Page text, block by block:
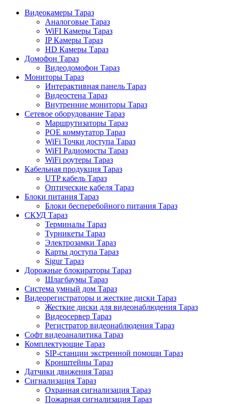
Видеокамеры Тараз
Аналоговые Тараз
WiFI Камеры Тараз
IP Камеры Тараз
HD Камеры Тараз
Домофон Тараз
Видеодомофон Тараз
Мониторы Тараз
Интерактивная панель Тараз
Видеостена Тараз
Внутренние мониторы Тараз
Сетевое оборудование Тараз
Маршрутизаторы Тараз
POE коммутатор Тараз
WiFi Точки доступа Тараз
WiFI Радиомосты Тараз
WiFi роутеры Тараз
Кабельная продукция Тараз
UTP кабель Тараз
Оптические кабеля Тараз
Блоки питания Тараз
Блоки бесперебойного питания Тараз
СКУД Тараз
Терминалы Тараз
Турникеты Тараз
Электрозамки Тараз
Карты доступа Тараз
Sigur Тараз
Дорожные блокираторы Тараз
Шлагбаумы Тараз
Система умный дом Тараз
Видеорегистраторы и жесткие диски Тараз
Жесткие диски для видеонаблюдения Тараз
Видеосервер Тараз
Регистратор видеонаблюдения Тараз
Софт видеоаналитика Тараз
Комплектующие Тараз
SIP-станции экстренной помощи Тараз
Кронштейны Тараз
Датчики движения Тараз
Сигнализация Тараз
Охранная сигнализация Тараз
Пожарная сигнализация Тараз